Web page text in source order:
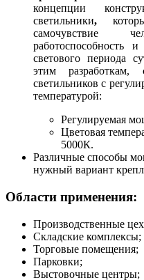
концепции
светильники,
самочувствие
работоспособность
светового периода
этим разработкам,
светильников с
температурой:
Регулируемая
Цветовая
5000К.
Различные способы
нужный вариант
Области применения:
Производственные
Складские комплексы;
Торговые помещения;
Парковки;
Выстовочные центры;